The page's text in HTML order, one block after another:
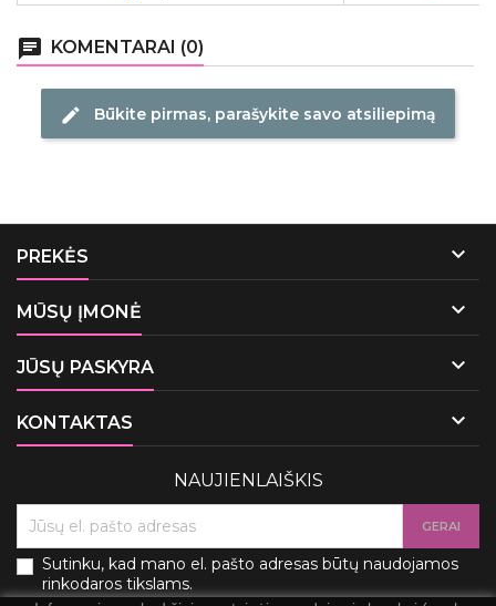
chat KOMENTARAI (0)
edit Būkite pirmas, parašykite savo atsiliepimą
PREKĖS 
MŪSŲ ĮMONĖ 
JŪSŲ PASKYRA 
KONTAKTAS 
NAUJIENLAIŠKIS
Sutinku, kad mano el. pašto adresas būtų naudojamos
rinkodaros tikslams.